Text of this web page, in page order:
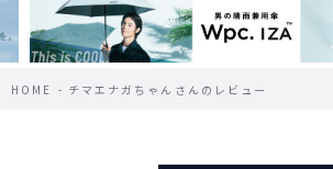
HOME チマエナガちゃんさんのレビュー